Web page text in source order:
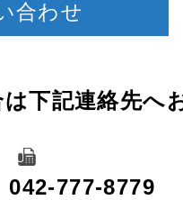
合わせ
連絡先へお
042-777-8779